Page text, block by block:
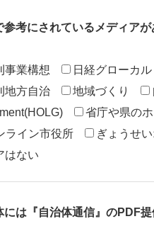
考にされているメディアが
事業構想 日経グローカル
地方自治 地域づくり
省庁や県の
ライン市役所 ぎょうせ
はない
は『自治体通信』のPDF